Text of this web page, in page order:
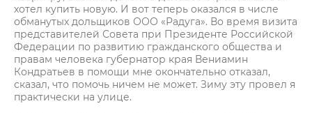
хотел купить новую. И вот теперь оказался в числе
обманутых дольщиков ООО «Радуга». Во время визита
представителей Совета при Президенте Российской
Федерации по развитию гражданского общества и
правам человека губернатор края Вениамин
Кондратьев в помощи мне окончательно отказал,
сказал, что помочь ничем не может. Зиму эту провел я
практически на улице.